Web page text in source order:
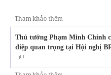
Tham khảo thêm
Thủ tướng Phạm Minh Chính
điệp quan trọng tại Hội nghị